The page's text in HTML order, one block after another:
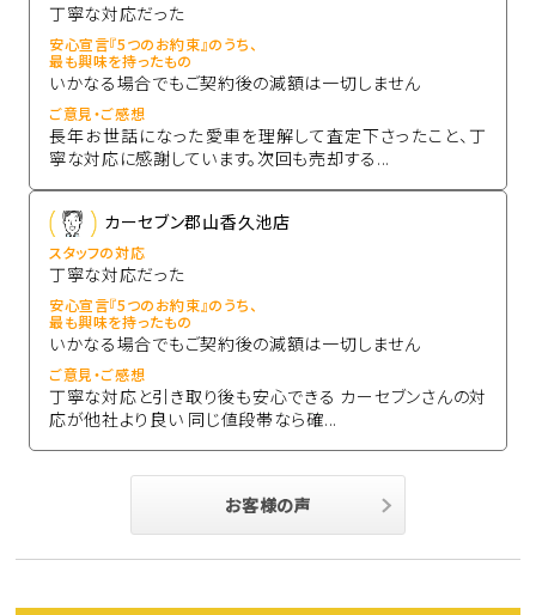
丁寧な対応だった
安心宣言『5つのお約束』のうち、
最も興味を持ったもの
いかなる場合でもご契約後の減額は一切しません
ご意見・ご感想
長年お世話になった愛車を理解して査定下さったこと、丁
寧な対応に感謝しています。次回も売却する...
カーセブン郡山香久池店
スタッフの対応
丁寧な対応だった
安心宣言『5つのお約束』のうち、
最も興味を持ったもの
いかなる場合でもご契約後の減額は一切しません
ご意見・ご感想
丁寧な対応と引き取り後も安心できる カーセブンさんの対
応が他社より良い 同じ値段帯なら確...
お客様の声